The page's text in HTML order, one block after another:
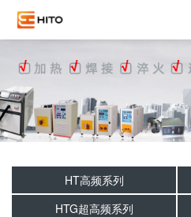
HT高频系列
HTG超高频系列